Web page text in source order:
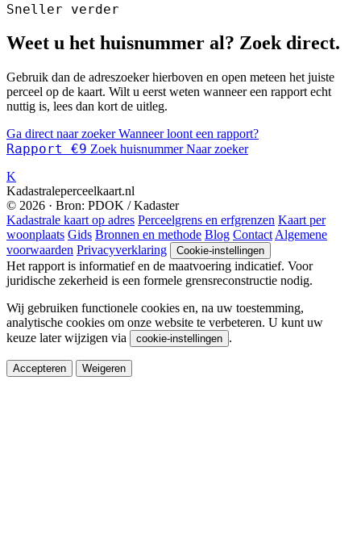
Sneller verder
Weet u het huisnummer al? Zoek direct.
Gebruik dan de adreszoeker hierboven en open meteen het juiste
perceel op de kaart. Wilt u eerst weten wanneer een rapport echt
nuttig is, lees dan kort de uitleg.
Ga direct naar zoekerWanneer loont een rapport?
Rapport €9 Zoek huisnummer Naar zoeker
K
Kadastraleperceelkaart.nl
© 2026 · Bron: PDOK / Kadaster
Kadastrale kaart op adres Perceelgrens en erfgrenzen Kaart per
woonplaats Gids Bronnen en methode Blog Contact Algemene
voorwaarden Privacyverklaring Cookie-instellingen
Het rapport is informatief en de maatvoering indicatief. Voor
juridische zekerheid is een formele grensreconstructie nodig.
Wij gebruiken functionele cookies en, na uw toestemming,
analytische cookies om onze website te verbeteren. U kunt uw
keuze later wijzigen via
cookie-instellingen .
Accepteren Weigeren